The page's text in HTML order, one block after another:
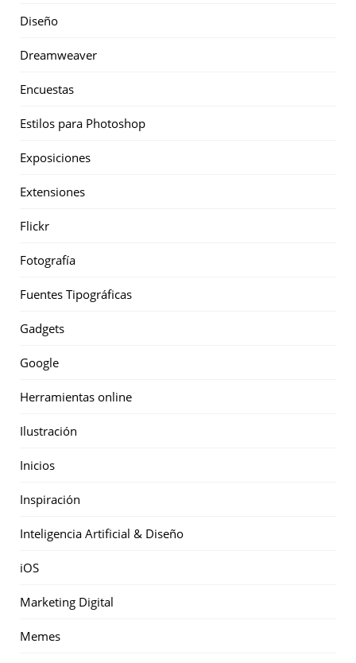
Diseño
Dreamweaver
Encuestas
Estilos para Photoshop
Exposiciones
Extensiones
Flickr
Fotografía
Fuentes Tipográficas
Gadgets
Google
Herramientas online
Ilustración
Inicios
Inspiración
Inteligencia Artificial & Diseño
iOS
Marketing Digital
Memes